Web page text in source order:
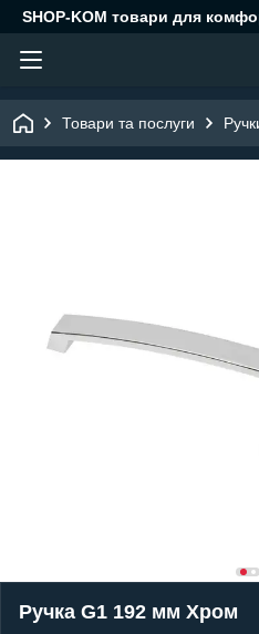
SHOP-KOM товари для
Товари та послуги
Ручка G1 192 мм Хром